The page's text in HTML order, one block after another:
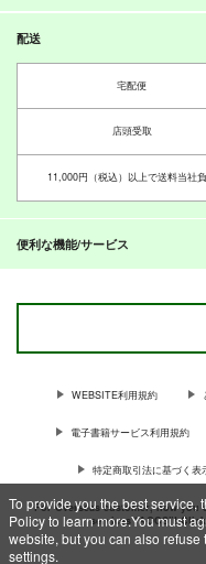
To provide you the best
Policy to learn more.You must
website, but you can also
settings.
配送
宅配便
店頭受取
11,000円（税込）以上で送料当社
便利な機能/サービス
WEBSITE利用規約
電子書籍サービス利用規約
特定商取引法に基づく表
For Overseas customer, now
services “AOCS”!